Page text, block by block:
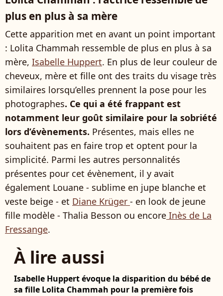
plus en plus à sa mère
Cette apparition met en avant un point important
: Lolita Chammah ressemble de plus en plus à sa
mère, Isabelle Huppert. En plus de leur couleur de
cheveux, mère et fille ont des traits du visage très
similaires lorsqu’elles prennent la pose pour les
photographes. Ce qui a été frappant est
notamment leur goût similaire pour la sobriété
lors d’évènements. Présentes, mais elles ne
souhaitent pas en faire trop et optent pour la
simplicité. Parmi les autres personnalités
présentes pour cet évènement, il y avait
également Louane - sublime en jupe blanche et
veste beige - et Diane Krüger - en look de jeune
fille modèle - Thalia Besson ou encore Inès de La
Fressange.
À lire aussi
Isabelle Huppert évoque la disparition du bébé de
sa fille Lolita Chammah pour la première fois